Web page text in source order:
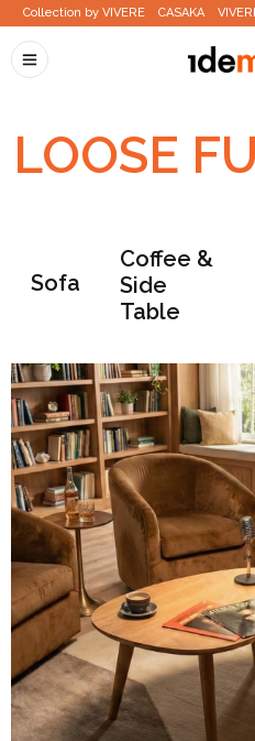
Collection by VIVERE CASAKA
LOOSE
Sofa
Coffee &
Side
Table